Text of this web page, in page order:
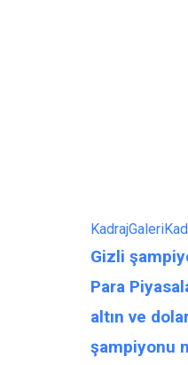
KadrajGaleri
Gizli
Para
altın ve
şampiyonu